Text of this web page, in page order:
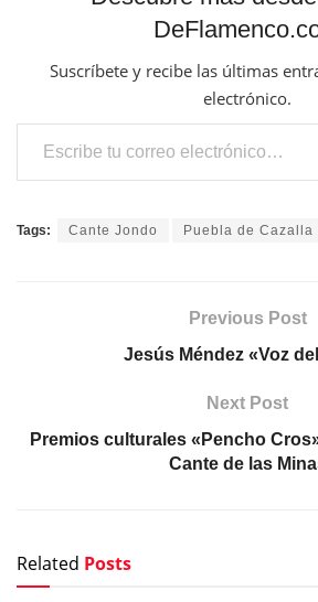
Suscríbete y recibe las últimas
electrónico.
Escribe tu correo electrónico…
Tags: Cante Jondo Puebla de Cazalla
Previous Post
Jesús Méndez «Voz
Next Post
Premios culturales «Pencho
Cante de las
Related Posts